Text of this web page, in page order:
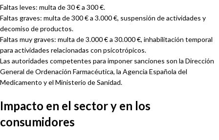
Faltas leves: multa de 30 € a 300 €.
Faltas graves: multa de 300 € a 3.000 €, suspensión de actividades y
decomiso de productos.
Faltas muy graves: multa de 3.000 € a 30.000 €, inhabilitación temporal
para actividades relacionadas con psicotrópicos.
Las autoridades competentes para imponer sanciones son la Dirección
General de Ordenación Farmacéutica, la Agencia Española del
Medicamento y el Ministerio de Sanidad.
Impacto en el sector y en los
consumidores